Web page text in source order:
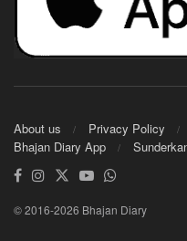
About us Privacy Policy
Bhajan Diary App
© 2016-2026 Bhajan Diary